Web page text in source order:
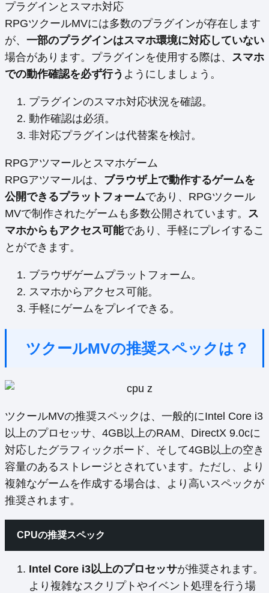
プラグインとスマホ対応
RPGツクールMVには多数のプラグインが存在します
が、 一部のプラグインはスマホ環境に対応していない
場合があります。プラグインを使用する際は、 スマホ
での動作確認を必ず行う ようにしましょう。
プラグインのスマホ対応状況を確認。
動作確認は必須。
非対応プラグインは代替案を検討。
RPGアツマールとスマホゲーム
RPGアツマールは、 ブラウザ上で動作するゲームを
公開できるプラットフォームであり、RPGツクール
MVで制作されたゲームも多数公開されています。 ス
マホからもアクセス可能であり、手軽にプレイするこ
とができます。
ブラウザゲームプラットフォーム。
スマホからアクセス可能。
手軽にゲームをプレイできる。
ツクールMVの推奨スペックは？
ツクールMVの推奨スペックは、一般的にIntel Core i3
以上のプロセッサ、4GB以上のRAM、DirectX 9.0cに
対応したグラフィックボード、そして4GB以上の空き
容量のあるストレージとされています。ただし、より
複雑なゲームを作成する場合は、より高いスペックが
推奨されます。
CPUの推奨スペック
Intel Core i3以上のプロセッサが推奨されます。
より複雑なスクリプトやイベント処理を行う場